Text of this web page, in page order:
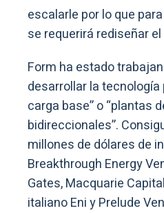
escalarle por lo que
se requerirá rediseñar
Form ha estado
desarrollar la tecnología
carga base” o “plantas
bidireccionales”.
millones de dólares de
Breakthrough Energy
Gates, Macquarie
italiano Eni y Prelude